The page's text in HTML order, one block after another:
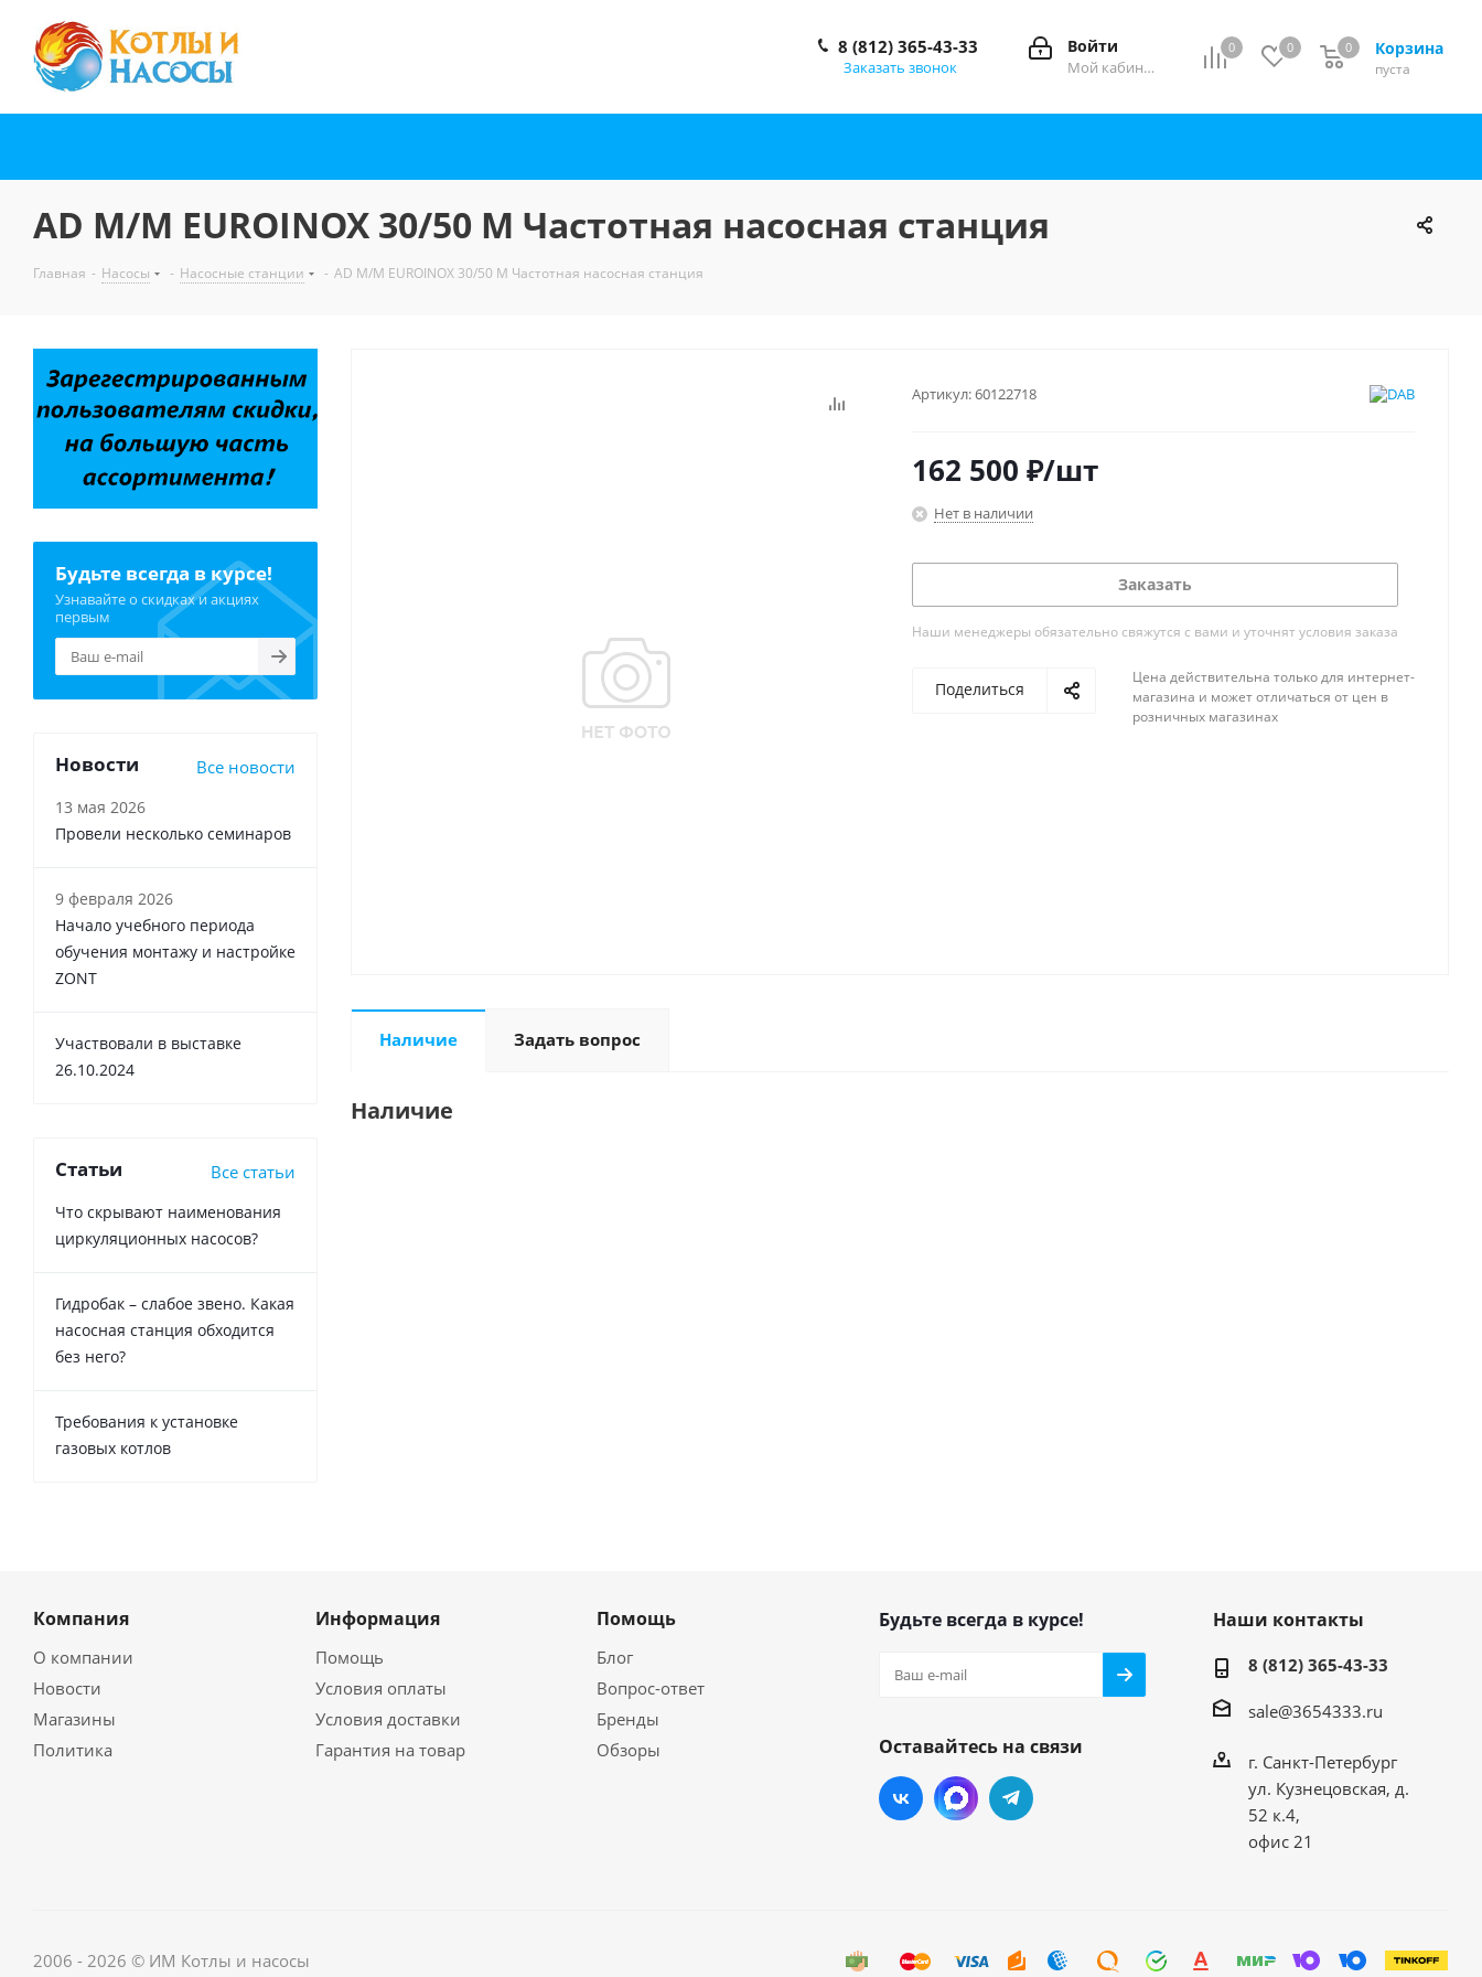
0 0 Корзина
0
пуста
0
Войти
Мой кабинет
8 (812) 365-43-33
Заказать звонок
AD M/M EUROINOX 30/50 M Частотная насосная станция
Главная - Насосы - Насосные станции - AD M/M EUROINOX 30/50 M Частотная насосная станция
Артикул:60122718
162 500 ₽/шт
Нет в наличии
Заказать
Наши менеджеры обязательно свяжутся с вами и уточнят условия заказа
Поделиться
Цена действительна только для интернет-
магазина и может отличаться от цен в
розничных магазинах
Наличие Задать вопрос
Наличие
Будьте всегда в курсе!
Узнавайте о скидках и акциях
первым
Новости Все новости
13 мая 2026
Провели несколько семинаров
9 февраля 2026
Начало учебного периода
обучения монтажу и настройке
ZONT
Участвовали в выставке
26.10.2024
Статьи Все статьи
Что скрывают наименования
циркуляционных насосов?
Гидробак – слабое звено. Какая
насосная станция обходится
без него?
Требования к установке
газовых котлов
Компания
О компании
Новости
Магазины
Политика
Информация
Помощь
Условия оплаты
Условия доставки
Гарантия на товар
Помощь
Блог
Вопрос-ответ
Бренды
Обзоры
Будьте всегда в курсе!
Оставайтесь на связи
Наши контакты
8 (812) 365-43-33
sale@3654333.ru
г. Санкт-Петербург
ул. Кузнецовская, д.
52 к.4,
офис 21
2006 - 2026 © ИМ Котлы и насосы